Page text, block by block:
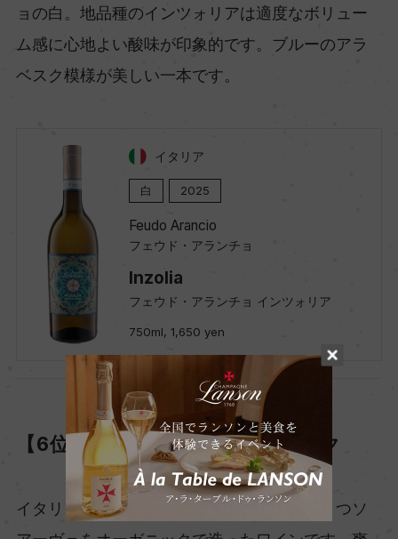
ョの白。地品種のインツォリアは適度なボリュー
ム感に心地よい酸味が印象的です。ブルーのアラ
ベスク模様が美しい一本です。
イタリア
白 2025
Feudo Arancio
フェウド・アランチョ
Inzolia
フェウド・アランチョ インツォリア
750ml, 1,650 yen
【6位】ソアーヴェ オーガニック
イタリア白ワインの中でも有名な銘柄のひとつソ